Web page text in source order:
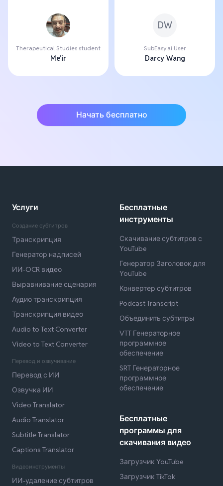
Therapeutical Studies student
Me'ir
DW
SubEasy.ai User
Darcy Wang
Начать бесплатно
Услуги
Создание субтитров
Транскрипция
Генератор надписей
ИИ-OCR видео
Выравнивание сценария
Аудио транскрипция
Транскрипция видео
Audio to Text Converter
Video to Text Converter
Перевод и озвучивание
Перевод с ИИ
Озвучка ИИ
Video Translator
Audio Translator
Subtitle Translator
Captions Translator
Видеоинструменты
ИИ-удаление субтитров
Бесплатные
инструменты
Скачивание субтитров с
YouTube
Генератор Заголовок для
YouTube
Конвертер субтитров
Podcast Transcript
Объединить субтитры
VTT Генераторное
программное
обеспечение
SRT Генераторное
программное
обеспечение
Бесплатные
программы для
скачивания видео
Загрузчик YouTube
Загрузчик TikTok